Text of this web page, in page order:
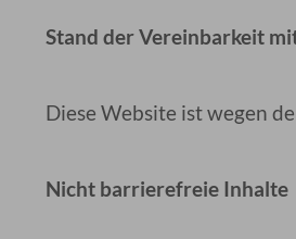
Stand der Vereinbarkeit
Diese Website ist wegen
Nicht barrierefreie Inhalte